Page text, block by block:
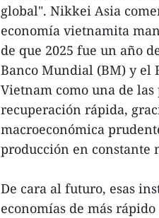
global". Nikkei Asia
economía vietnamita
de que 2025 fue un año
Banco Mundial (BM) y el
Vietnam como una de
recuperación rápida,
macroeconómica
producción en constante
De cara al futuro, esas
economías de más